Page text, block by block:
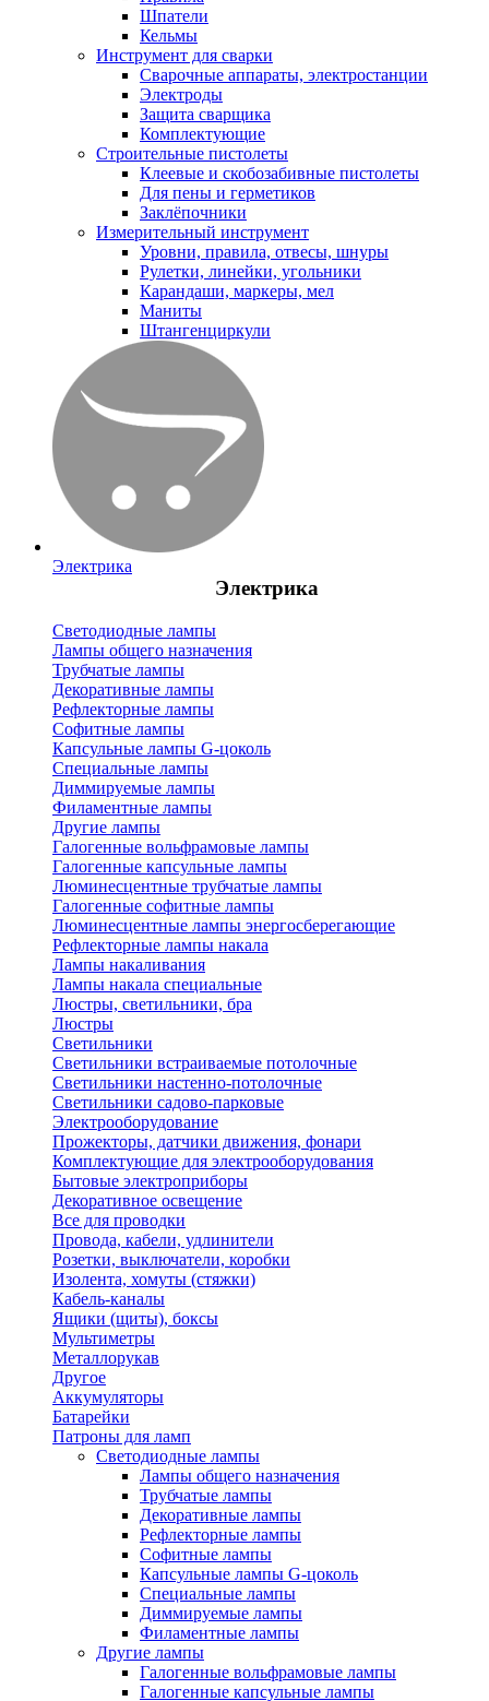
Шпатели
Кельмы
Инструмент для сварки
Сварочные аппараты, электростанции
Электроды
Защита сварщика
Комплектующие
Строительные пистолеты
Клеевые и скобозабивные пистолеты
Для пены и герметиков
Заклёпочники
Измерительный инструмент
Уровни, правила, отвесы, шнуры
Рулетки, линейки, угольники
Карандаши, маркеры, мел
Маниты
Штангенциркули
Электрика
Электрика
Светодиодные лампы
Лампы общего назначения
Трубчатые лампы
Декоративные лампы
Рефлекторные лампы
Софитные лампы
Капсульные лампы G-цоколь
Специальные лампы
Диммируемые лампы
Филаментные лампы
Другие лампы
Галогенные вольфрамовые лампы
Галогенные капсульные лампы
Люминесцентные трубчатые лампы
Галогенные софитные лампы
Люминесцентные лампы энергосберегающие
Рефлекторные лампы накала
Лампы накаливания
Лампы накала специальные
Люстры, светильники, бра
Люстры
Светильники
Светильники встраиваемые потолочные
Светильники настенно-потолочные
Светильники садово-парковые
Электрооборудование
Прожекторы, датчики движения, фонари
Комплектующие для электрооборудования
Бытовые электроприборы
Декоративное освещение
Все для проводки
Провода, кабели, удлинители
Розетки, выключатели, коробки
Изолента, хомуты (стяжки)
Кабель-каналы
Ящики (щиты), боксы
Мультиметры
Металлорукав
Другое
Аккумуляторы
Батарейки
Патроны для ламп
Светодиодные лампы
Лампы общего назначения
Трубчатые лампы
Декоративные лампы
Рефлекторные лампы
Софитные лампы
Капсульные лампы G-цоколь
Специальные лампы
Диммируемые лампы
Филаментные лампы
Другие лампы
Галогенные вольфрамовые лампы
Галогенные капсульные лампы